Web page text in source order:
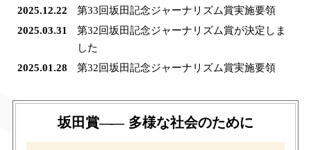
2025.12.22
第33回坂田記念ジャーナリズム賞実施要領
2025.03.31
第32回坂田記念ジャーナリズム賞が決定しま
した
2025.01.28
第32回坂田記念ジャーナリズム賞実施要領
坂田賞―― 多様な社会のために